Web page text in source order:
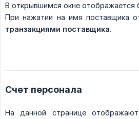
В открывшимся окне отображается
При нажатии на имя поставщика
транзакциями поставщика.
Счет персонала
На данной странице